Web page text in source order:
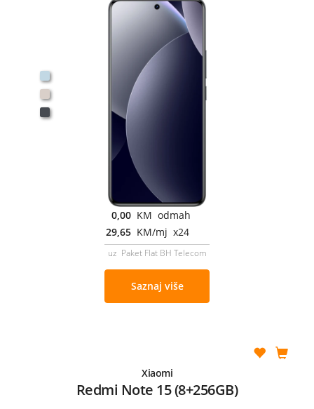
0,00 KM odmah
29,65 KM/mj x24
uz Paket Flat BH Telecom
Saznaj više
Xiaomi
Redmi Note 15 (8+256GB)